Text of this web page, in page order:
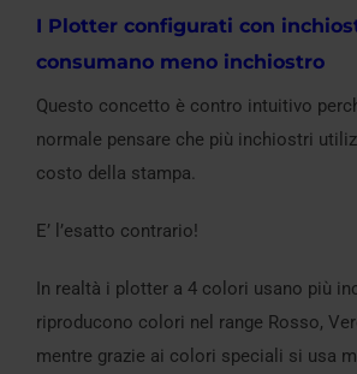
I Plotter configurati con
consumano meno inchiostro
Questo concetto è contro intuitivo
normale pensare che più inchiostri
costo della stampa.
E’ l’esatto contrario!
In realtà i plotter a 4 colori usano più
riproducono colori nel range Rosso,
mentre grazie ai colori speciali si usa